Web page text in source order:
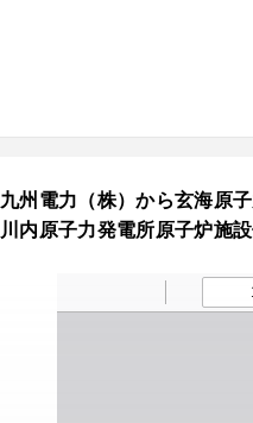
九州電力（株）から玄海原
川内原子力発電所原子炉施